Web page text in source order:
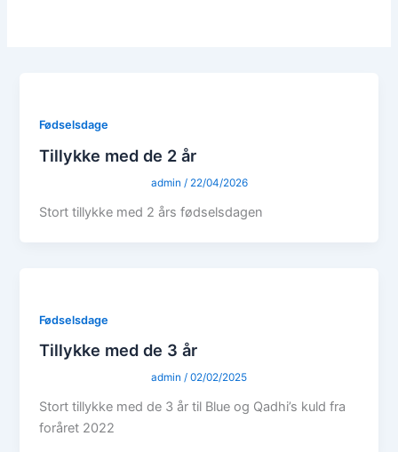
Fødselsdage
Tillykke med de 2 år
admin / 22/04/2026
Stort tillykke med 2 års fødselsdagen
Fødselsdage
Tillykke med de 3 år
admin / 02/02/2025
Stort tillykke med de 3 år til Blue og Qadhi’s kuld fra
foråret 2022